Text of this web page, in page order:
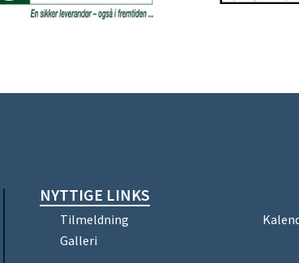
NYTTIGE LINKS
Tilmeldning
Galleri